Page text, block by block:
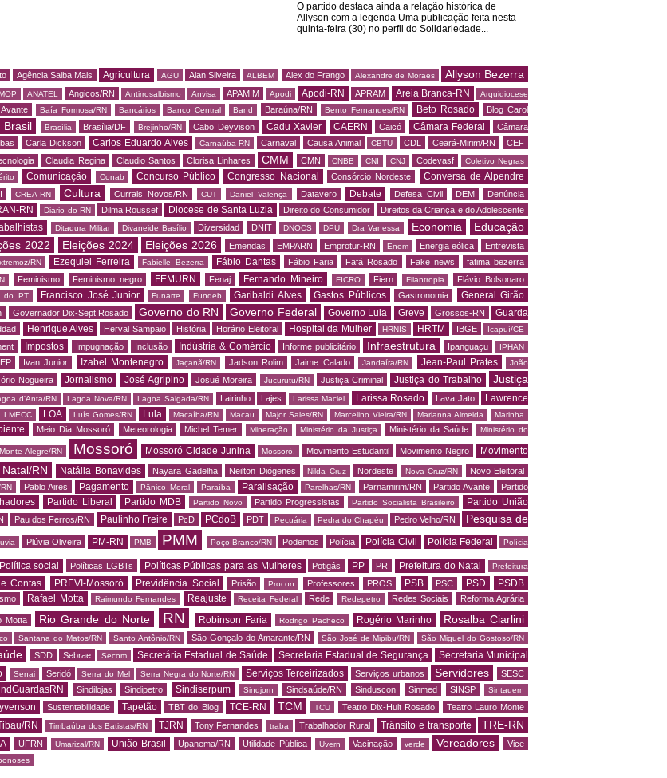
O partido destaca ainda a relação histórica de
Allyson com a legenda Uma publicação feita nesta
quinta-feira (30) no perfil do Solidariedade...
Agência Saiba Mais Agricultura AGU Alan Silveira ALBEM Alex do Frango Alexandre de Moraes
Allyson Bezerra
ANATEL Angicos/RN Antirrosalbismo Anvisa APAMIM Apodi Apodi-RN APRAM Areia Branca-RN
Arquidiocese
Avante Baía Formosa/RN Bancários Banco Central Band Baraúna/RN Bento Fernandes/RN Beto Rosado
Blog Carol
Brasil Brasília Brasília/DF Brejinho/RN Cabo Deyvison Cadu Xavier CAERN Caicó Câmara Federal
Câmara
Carla Dickson Carlos Eduardo Alves Carnaúba-RN Carnaval Causa Animal CBTU CDL Ceará-Mirim/RN CEF
Claudia Regina Claudio Santos Clorisa Linhares CMM CMN CNBB CNI CNJ Codevasf Coletivo Negras
Comunicação Conab Concurso Público Congresso Nacional Consórcio Nordeste Conversa de Alpendre
CREA-RN Cultura Currais Novos/RN CUT Daniel Valença Datavero Debate Defesa Civil DEM Denúncia
RN Diário do RN Dilma Roussef Diocese de Santa Luzia Direito do Consumidor Direitos da Criança e do Adolescente
Ditadura Militar Divaneide Basílio Diversidad DNIT DNOCS DPU Dra Vanessa Economia Educação
2022 Eleições 2024 Eleições 2026 Emendas EMPARN Emprotur-RN Enem Energia eólica Entrevista
RN Ezequiel Ferreira Fabielle Bezerra Fábio Dantas Fábio Faria Fafá Rosado Fake news fatima bezerra
Feminismo Feminismo negro FEMURN Fenaj Fernando Mineiro FICRO Fiern Filantropia Flávio Bolsonaro
do PT Francisco José Junior Funarte Fundeb Garibaldi Alves Gastos Públicos Gastronomia General Girão
Governador Dix-Sept Rosado Governo do RN Governo Federal Governo Lula Greve Grossos-RN
Guarda
Henrique Alves Herval Sampaio História Horário Eleitoral Hospital da Mulher HRNIS HRTM IBGE Icapuí/CE
Impostos Impugnação Inclusão Indústria & Comércio Informe publicitário Infraestrutura Ipanguaçu IPHAN
Ivan Junior Izabel Montenegro Jaçanã/RN Jadson Rolim Jaime Calado Jandaíra/RN Jean-Paul Prates
João
Nogueira Jornalismo José Agripino Josué Moreira Jucurutu/RN Justiça Criminal Justiça do Trabalho
Justiça
d'Anta/RN Lagoa Nova/RN Lagoa Salgada/RN Lairinho Lajes Larissa Maciel Larissa Rosado Lava Jato
Lawrence
LMECC LOA Luís Gomes/RN Lula Macaíba/RN Macau Major Sales/RN Marcelino Vieira/RN Marianna Almeida Marinha
Meio Dia Mossoró Meteorologia Michel Temer Mineração Ministério da Justiça Ministério da Saúde Ministério do
Monte Alegre/RN Mossoró Mossoró Cidade Junina Mossoró. Movimento Estudantil Movimento Negro
Movimento
Natal/RN Natália Bonavides Nayara Gadelha Neilton Diógenes Nilda Cruz Nordeste Nova Cruz/RN Novo Eleitoral
Pablo Aires Pagamento Pânico Moral Paraíba Paralisação Parelhas/RN Parnamirim/RN Partido Avante
Partido
Partido Liberal Partido MDB Partido Novo Partido Progressistas Partido Socialista Brasileiro
Partido União
Pau dos Ferros/RN Paulinho Freire PcD PCdoB PDT Pecuária Pedra do Chapéu Pedro Velho/RN
Pesquisa de
Plúvia Oliveira PM-RN PMB PMM Poço Branco/RN Podemos Polícia Polícia Civil Polícia Federal Polícia
Política social Políticas LGBTs Políticas Públicas para as Mulheres Potigás PP PR Prefeitura do Natal
Prefeitura
Contas PREVI-Mossoró Previdência Social Prisão Procon Professores PROS PSB PSC PSD PSDB
Rafael Motta Raimundo Fernandes Reajuste Receita Federal Rede Redepetro Redes Sociais Reforma Agrária
Motta Rio Grande do Norte RN Robinson Faria Rodrigo Pacheco Rogério Marinho Rosalba Ciarlini
Santana do Matos/RN Santo Antônio/RN São Gonçalo do Amarante/RN São José de Mipibu/RN
São Miguel do Gostoso/RN
SDD Sebrae Secom Secretária Estadual de Saúde Secretaria Estadual de Segurança
Secretaria Municipal
Senai Seridó Serra do Mel Serra Negra do Norte/RN Serviços Terceirizados Serviços urbanos Servidores SESC
Sindilojas Sindipetro Sindiserpum Sindjorn Sindsaúde/RN Sinduscon Sinmed SINSP Sintauern
Sustentabilidade Tapetão TBT do Blog TCE-RN TCM TCU Teatro Dix-Huit Rosado Teatro Lauro Monte
RN Timbaúba dos Batistas/RN TJRN Tony Fernandes traba Trabalhador Rural Trânsito e transporte TRE-RN
UFRN Umarizal/RN União Brasil Upanema/RN Utilidade Pública Uvern Vacinação verde Vereadores Vice